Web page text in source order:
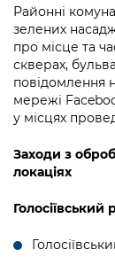
Звернення
Kyiv
Річні звіти
Гендерна
Ритуальні
Іноземцям
Пам'ятки
Портал
Портал
Міський
Рада з
осіб при
Уряд» –
Важливе
Звіти про
публічну
Портал
Публічні
hospitals at
Контакти
media
Районні
зелених
про місце та
скверах,
повідомлення
мережі
у місцях
Заходи з
локаціях
Голосіївський